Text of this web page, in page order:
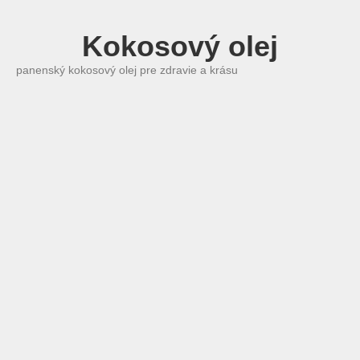
Kokosový olej
panenský kokosový olej pre zdravie a krásu